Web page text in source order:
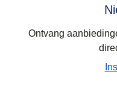
Ontvang